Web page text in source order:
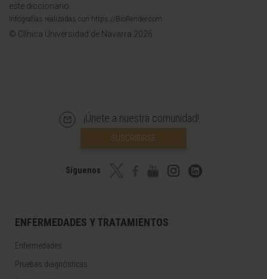
este diccionario.
Infografías realizadas con https://BioRender.com
© Clínica Universidad de Navarra 2026
¡Únete a nuestra comunidad!
SUSCRIBIRSE
Síguenos
ENFERMEDADES Y TRATAMIENTOS
Enfermedades
Pruebas diagnósticas